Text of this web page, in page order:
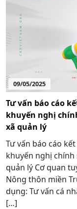
09/05/2025
Tư vấn báo cáo
khuyến nghị
xã quản lý
Tư vấn báo cáo
khuyến nghị chính
quản lý Cơ quan
Nông thôn miền
dụng: Tư vấn cá
[…]